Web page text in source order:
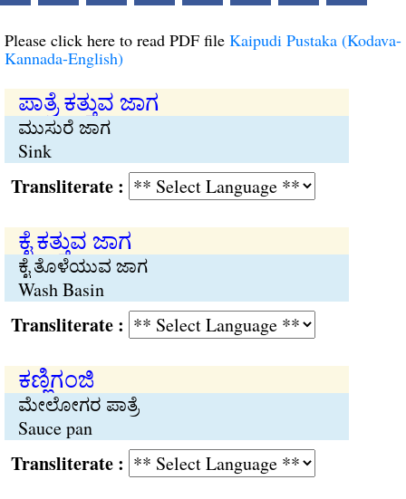
Please click here to read PDF file Kaipudi Pustaka (Kodava-
Kannada-English)
ಪಾತ್ರೆ ಕತ್ತುವ ಜಾಗ
ಮುಸುರೆ ಜಾಗ
Sink
:
ಕೈ ಕತ್ತುವ ಜಾಗ
ಕೈ ತೊಳೆಯುವ ಜಾಗ
Wash Basin
:
ಕಣ್ಣಿಗಂಜಿ
ಮೇಲೋಗರ ಪಾತ್ರೆ
Sauce pan
: